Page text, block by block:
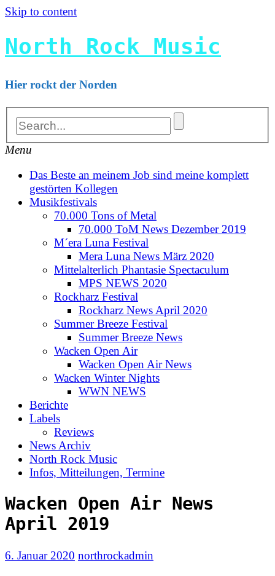
Skip to content
North Rock Music
Hier rockt der Norden
Menu
Das Beste an meinem Job sind meine komplett
gestörten Kollegen
Musikfestivals
70.000 Tons of Metal
70.000 ToM News Dezember 2019
M´era Luna Festival
Mera Luna News März 2020
Mittelalterlich Phantasie Spectaculum
MPS NEWS 2020
Rockharz Festival
Rockharz News April 2020
Summer Breeze Festival
Summer Breeze News
Wacken Open Air
Wacken Open Air News
Wacken Winter Nights
WWN NEWS
Berichte
Labels
Reviews
News Archiv
North Rock Music
Infos, Mitteilungen, Termine
Wacken Open Air News
April 2019
6. Januar 2020 northrockadmin